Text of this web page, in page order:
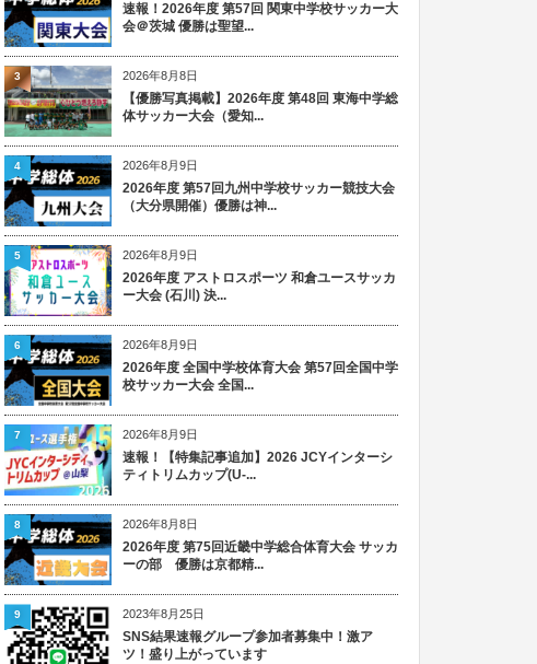
速報！2026年度 第57回 関東中学校サッカー大
会＠茨城 優勝は聖望...
2026年8月8日
【優勝写真掲載】2026年度 第48回 東海中学総
体サッカー大会（愛知...
3
2026年8月9日
2026年度 第57回九州中学校サッカー競技大会
（大分県開催）優勝は神...
4
2026年8月9日
2026年度 アストロスポーツ 和倉ユースサッカ
ー大会 (石川) 決...
5
2026年8月9日
2026年度 全国中学校体育大会 第57回全国中学
校サッカー大会 全国...
6
2026年8月9日
速報！【特集記事追加】2026 JCYインターシ
ティトリムカップ(U-...
7
2026年8月8日
2026年度 第75回近畿中学総合体育大会 サッカ
ーの部 優勝は京都精...
8
2023年8月25日
SNS結果速報グループ参加者募集中！激ア
ツ！盛り上がっています
9